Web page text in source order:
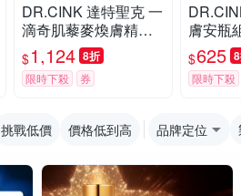
DR.CINK 達特聖克 一
滴奇肌藜麥煥膚精華
液 60ml
$1,124 8折
限時下殺 券
膚安瓶
$625
限時下殺
挑戰低價 價格低到高 品牌定位